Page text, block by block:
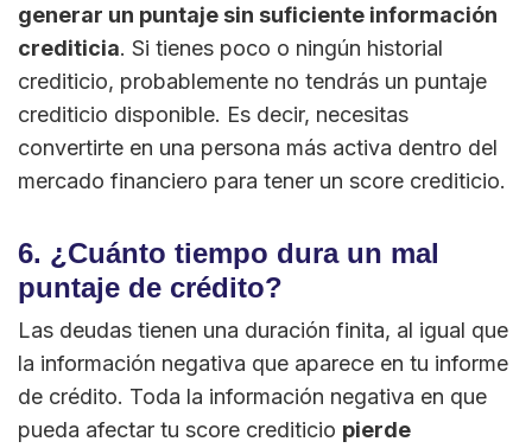
generar un puntaje sin suficiente información
crediticia. Si tienes poco o ningún historial
crediticio, probablemente no tendrás un puntaje
crediticio disponible. Es decir, necesitas
convertirte en una persona más activa dentro del
mercado financiero para tener un score crediticio.
6. ¿Cuánto tiempo dura un mal
puntaje de crédito?
Las deudas tienen una duración finita, al igual que
la información negativa que aparece en tu informe
de crédito. Toda la información negativa en que
pueda afectar tu score crediticio pierde